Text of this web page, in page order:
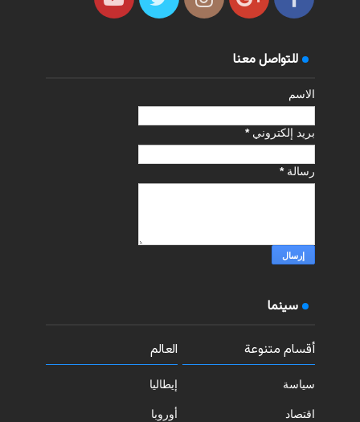
للتواصل معنا
الاسم
بريد إلكتروني*
رسالة*
سينما
أقسام متنوعة
سياسة
اقتصاد
العالم
إيطاليا
أوروبا